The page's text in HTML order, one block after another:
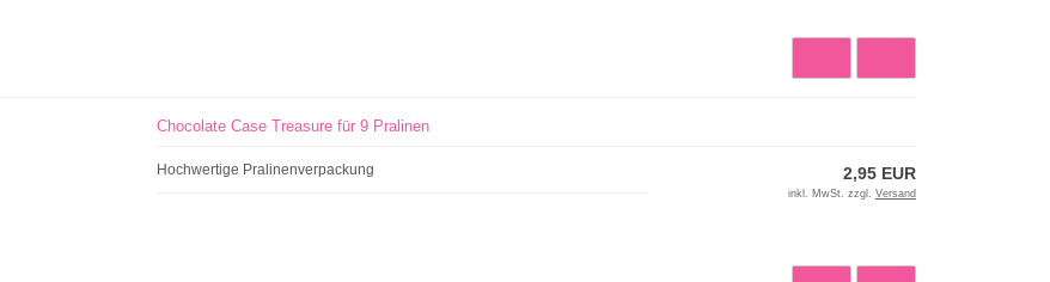
Chocolate Case Treasure für 9 Pralinen
Hochwertige Pralinenverpackung 2,95 EUR
inkl. MwSt. zzgl. Versand